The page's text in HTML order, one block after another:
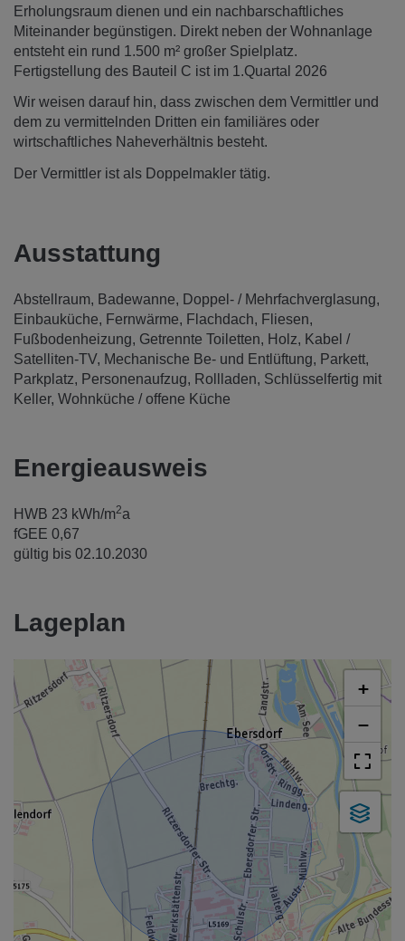
Erholungsraum dienen und ein nachbarschaftliches
Miteinander begünstigen. Direkt neben der Wohnanlage
entsteht ein rund 1.500 m² großer Spielplatz.
Fertigstellung des Bauteil C ist im 1.Quartal 2026
Wir weisen darauf hin, dass zwischen dem Vermittler und
dem zu vermittelnden Dritten ein familiäres oder
wirtschaftliches Naheverhältnis besteht.
Der Vermittler ist als Doppelmakler tätig.
Ausstattung
Abstellraum Badewanne
Doppel- / Mehrfachverglasung
Einbauküche
Fernwärme Flachdach
Fliesen
Fußbodenheizung Getrennte Toiletten Holz
Kabel /
Satelliten-TV Mechanische Be- und Entlüftung
Parkett
Parkplatz
Personenaufzug Rollladen Schlüsselfertig mit
Keller Wohnküche / offene Küche
Energieausweis
HWB 23 kWh/m2a
fGEE 0,67
gültig bis 02.10.2030
Lageplan
+
−